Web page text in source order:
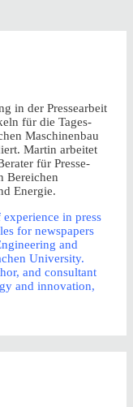
in der Pressearbeit
für die Tages-
Maschinenbau
Martin arbeitet
für Presse-
Bereichen
Energie.
in press
for newspapers
and
University.
and consultant
and innovation,